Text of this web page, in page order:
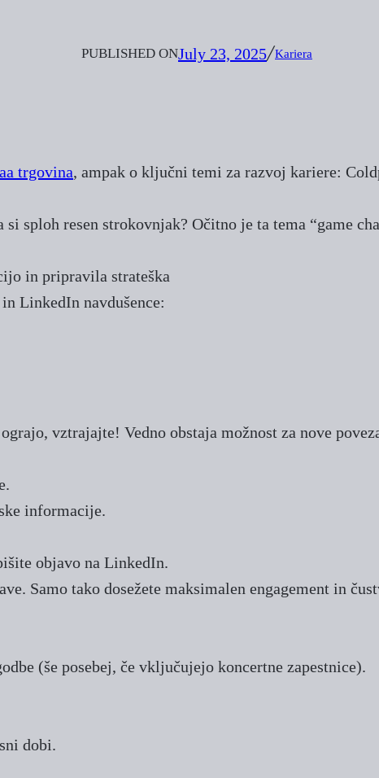
PUBLISHED ONJuly 23, 2025╱Kariera
trgovina, ampak o ključni temi za razvoj kariere:
sploh resen strokovnjak? Očitno je ta tema “game
in pripravila strateška
LinkedIn navdušence:
vztrajajte! Vedno obstaja možnost za nove
informacije.
objavo na LinkedIn.
Samo tako dosežete maksimalen engagement in
(še posebej, če vključujejo koncertne zapestnice).
dobi.